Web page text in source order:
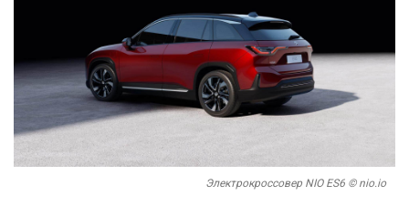
Электрокроссовер NIO ES6 © nio.io